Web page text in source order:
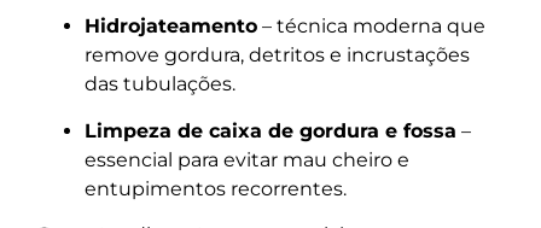
Hidrojateamento – técnica moderna que
remove gordura, detritos e incrustações
das tubulações.
Limpeza de caixa de gordura e fossa –
essencial para evitar mau cheiro e
entupimentos recorrentes.